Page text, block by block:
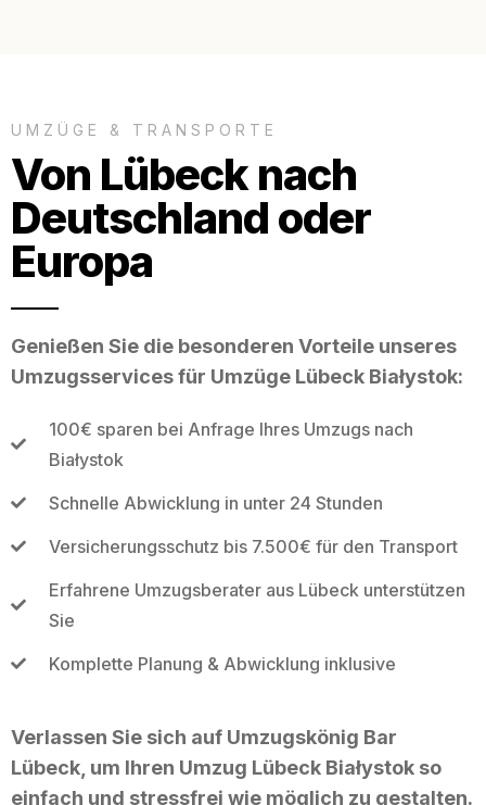
UMZÜGE & TRANSPORTE
Von Lübeck nach
Deutschland oder
Europa
Genießen Sie die besonderen Vorteile unseres
Umzugsservices für Umzüge Lübeck Białystok:
100€ sparen bei Anfrage Ihres Umzugs nach
Białystok
Schnelle Abwicklung in unter 24 Stunden
Versicherungsschutz bis 7.500€ für den Transport
Erfahrene Umzugsberater aus Lübeck unterstützen
Sie
Komplette Planung & Abwicklung inklusive
Verlassen Sie sich auf Umzugskönig Bar
Lübeck, um Ihren Umzug Lübeck Białystok so
einfach und stressfrei wie möglich zu gestalten.